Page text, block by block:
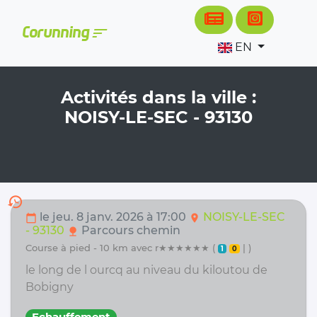
Corunningsort
EN
Activités dans la ville :
NOISY-LE-SEC - 93130
history
calendar_today le jeu. 8 janv. 2026 à 17:00 location_on NOISY-LE-SEC
- 93130 nature Parcours chemin
course à pied - 10 km avec r★★★★★★ ( 1 0 | )
le long de l ourcq au niveau du kiloutou de
Bobigny